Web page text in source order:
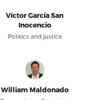
Víctor García San
Inocencio
Politics and justice
William Maldonado